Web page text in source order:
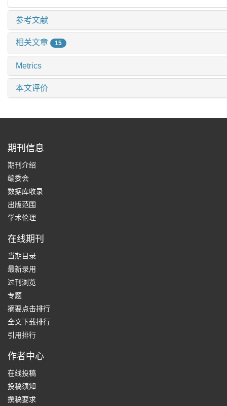
参考文献
相关文章 15
Metrics
本文评价
期刊信息
期刊介绍
编委会
数据库收录
出版范围
学术伦理
在线期刊
当期目录
最新录用
过刊浏览
专题
摘要点击排行
全文下载排行
引用排行
作者中心
在线投稿
投稿须知
撰稿要求